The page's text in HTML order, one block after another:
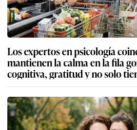
Los expertos en psicología
mantienen la calma en la fila
cognitiva, gratitud y no solo